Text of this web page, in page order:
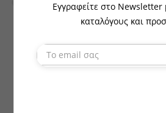
Εγγραφείτε στο Newsletter
καταλόγους και